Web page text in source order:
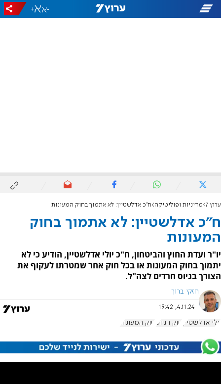
-
+
ערוץ 7 מדיניות ופוליטיקה ח"כ אדלשטיין: לא אתמוך בחוק המעונות
ח"כ אדלשטיין: לא אתמוך בחוק
המעונות
יו"ר ועדת החוץ והביטחון, ח"כ יולי אדלשטיין, הודיע כי לא
יתמוך בחוק המעונות או בכל חוק אחר שמטרתו לעקוף את
הצורך בגיוס חרדים לצה"ל.
חזקי ברוך
4.11.24, 19:42
יולי אדלשטיין חוק הגיוס חוק המעונות